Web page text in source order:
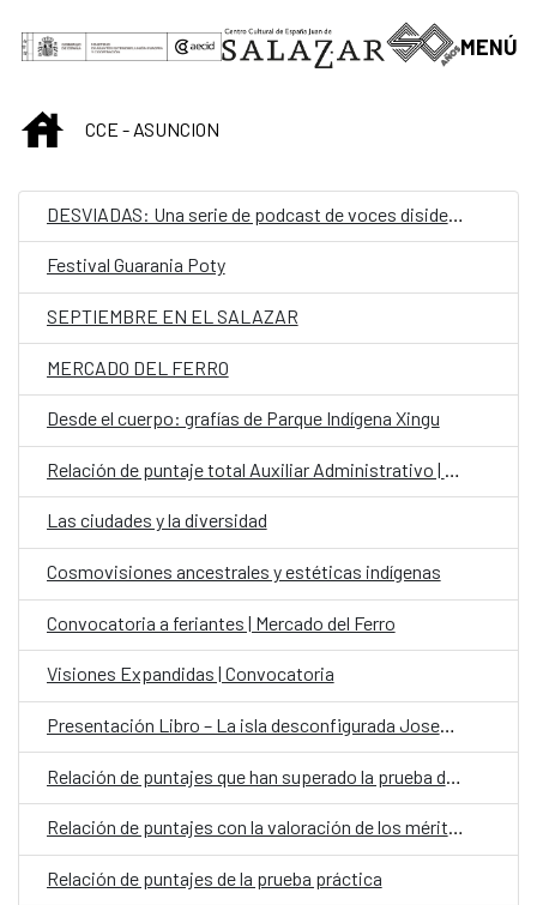
Saltar al contenido principal
MENÚ
INICIOCCE - ASUNCION
DESVIADAS: Una serie de podcast de voces disidentes.
Festival Guarania Poty
SEPTIEMBRE EN EL SALAZAR
MERCADO DEL FERRO
Desde el cuerpo: grafías de Parque Indígena Xingu
Relación de puntaje total Auxiliar Administrativo | Convocatoria para personal laboral fijo en el CCEJS
Las ciudades y la diversidad
Cosmovisiones ancestrales y estéticas indígenas
Convocatoria a feriantes | Mercado del Ferro
Visiones Expandidas | Convocatoria
Presentación Libro – La isla desconfigurada Josefina Plá y la renovación teatral en Paraguay
Relación de puntajes con la valoración de los méritos profesionales y formativos
Relación de puntajes de la prueba práctica